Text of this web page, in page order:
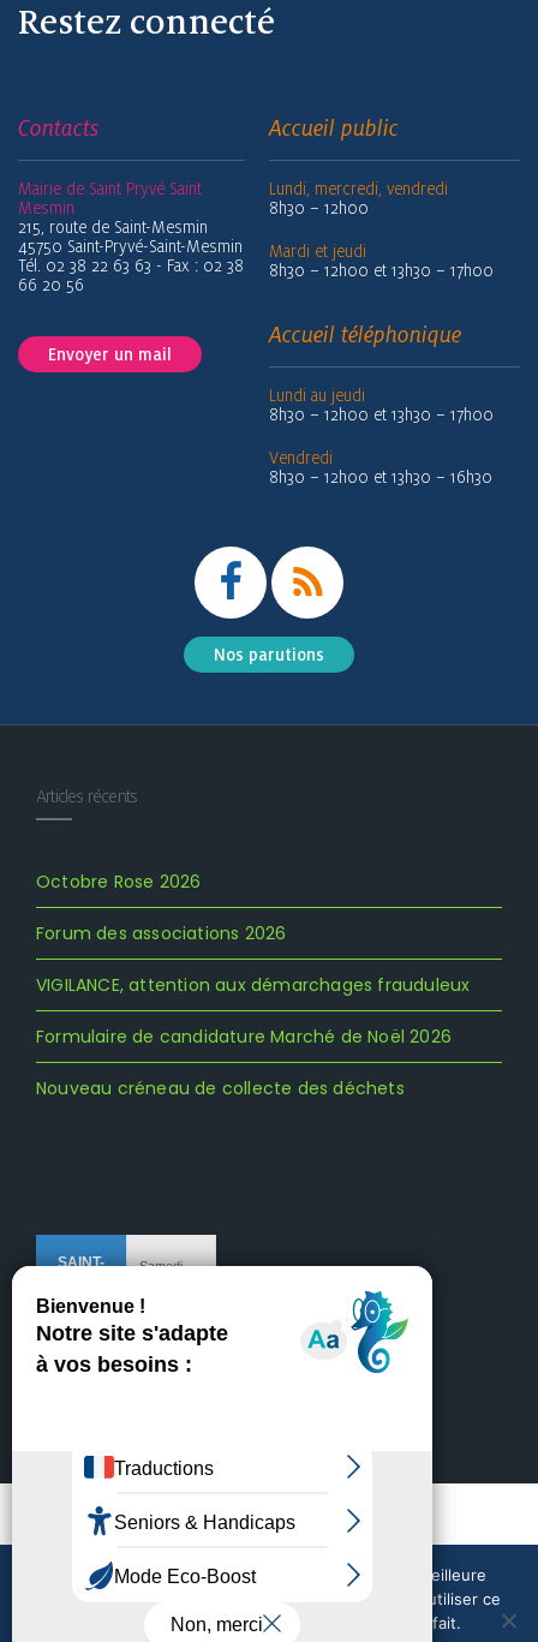
Restez connecté
Contacts
Mairie de Saint Pryvé Saint
Mesmin
215, route de Saint-Mesmin
45750 Saint-Pryvé-Saint-Mesmin
Tél. 02 38 22 63 63 - Fax : 02 38
66 20 56
Envoyer un mail
Accueil public
Lundi, mercredi, vendredi
8h30 – 12h00
Mardi et jeudi
8h30 – 12h00 et 13h30 – 17h00
Accueil téléphonique
Lundi au jeudi
8h30 – 12h00 et 13h30 – 17h00
Vendredi
8h30 – 12h00 et 13h30 – 16h30
Nos parutions
Articles récents
Octobre Rose 2026
Forum des associations 2026
VIGILANCE, attention aux démarchages frauduleux
Formulaire de candidature Marché de Noël 2026
Nouveau créneau de collecte des déchets
Mentions légales
Nous utilisons des cookies pour vous garantir la meilleure
expérience sur notre site web. Si vous continuez à utiliser ce
site, nous supposerons que vous en êtes satisfait.